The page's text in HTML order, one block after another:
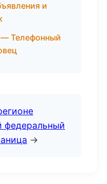
и
— Телефонный
федеральный
→